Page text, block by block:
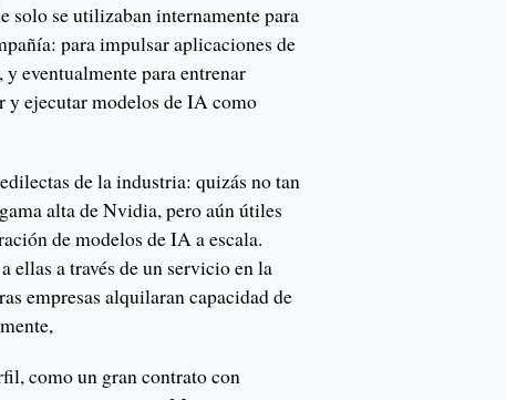
solo se utilizaban internamente para
para impulsar aplicaciones de
eventualmente para entrenar
y ejecutar modelos de IA como
de la industria: quizás no tan
alta de Nvidia, pero aún útiles
de modelos de IA a escala.
ellas a través de un servicio en la
empresas alquilaran capacidad de
como un gran contrato con